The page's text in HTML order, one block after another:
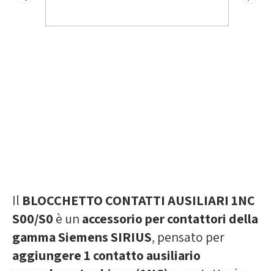
Il BLOCCHETTO CONTATTI AUSILIARI 1NC
S00/S0 è un accessorio per contattori della
gamma Siemens SIRIUS, pensato per
aggiungere 1 contatto ausiliario